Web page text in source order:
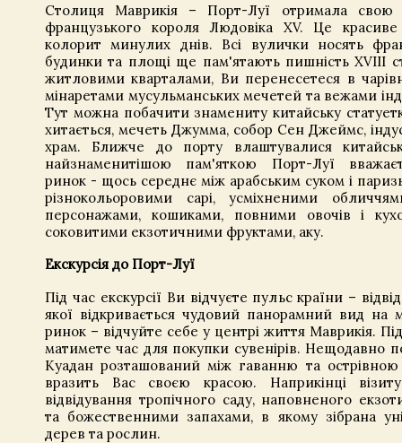
Столиця Маврикія – Порт-Луї отримала свою
французького короля Людовіка XV. Це красиве
колорит минулих днів. Всі вулички носять
будинки та площі ще пам'ятають пишність XVIII
житловими кварталами, Ви перенесетеся в
мінаретами мусульманських мечетей та вежами
Тут можна побачити знамениту китайську
хитається, мечеть Джумма, собор Сен Джеймс,
храм. Ближче до порту влаштувалися
найзнаменитішою пам'яткою Порт-Луї
ринок - щось середнє між арабським суком і
різнокольоровими сарі, усміхненими
персонажами, кошиками, повними овочів і
соковитими екзотичними фруктами, аку.
Екскурсія до Порт-Луї
Під час екскурсії Ви відчуєте пульс країни –
якої відкривається чудовий панорамний вид на
ринок – відчуйте себе у центрі життя Маврикія.
матимете час для покупки сувенірів. Нещодавно
Куадан розташований між гаванню та острівною
вразить Вас своєю красою. Наприкінці
відвідування тропічного саду, наповненого
та божественними запахами, в якому зібрана
дерев та рослин.